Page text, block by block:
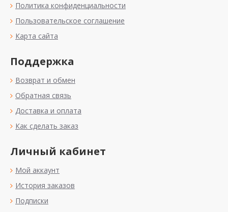
Политика конфиденциальности
Пользовательское соглашение
Карта сайта
Поддержка
Возврат и обмен
Обратная связь
Доставка и оплата
Как сделать заказ
Личный кабинет
Мой аккаунт
История заказов
Подписки